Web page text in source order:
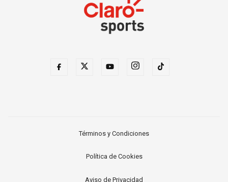
Términos y Condiciones
Política de Cookies
Aviso de Privacidad